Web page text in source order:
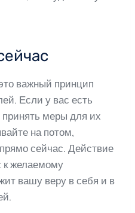
важный принцип
Если у вас есть
меры для их
на потом,
сейчас. Действие
к желаемому
вашу веру в себя и в